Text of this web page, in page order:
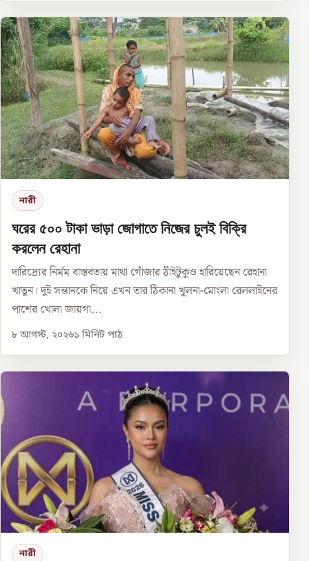
নারী
ঘরের ৫০০ টাকা ভাড়া জোগাতে নিজের চুলই বিক্রি
করলেন রেহানা
দারিদ্র্যের নির্মম বাস্তবতায় মাথা গোঁজার ঠাঁইটুকুও হারিয়েছেন রেহানা
খাতুন। দুই সন্তানকে নিয়ে এখন তার ঠিকানা খুলনা-মোংলা রেললাইনের
পাশের খোলা জায়গা...
৮ আগস্ট, ২০২৬১ মিনিট পাঠ
নারী